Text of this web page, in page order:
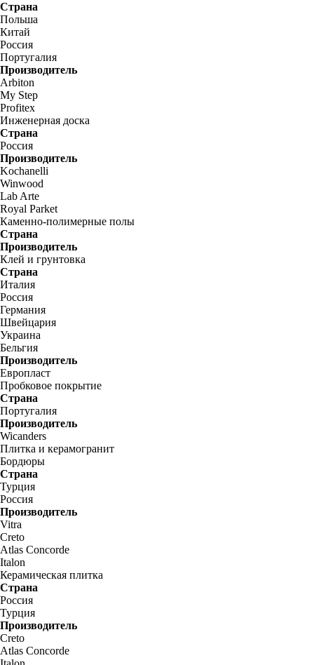
Страна
Польша
Китай
Россия
Португалия
Производитель
Arbiton
My Step
Profitex
Инженерная доска
Страна
Россия
Производитель
Kochanelli
Winwood
Lab Arte
Royal Parket
Каменно-полимерные полы
Страна
Производитель
Клей и грунтовка
Страна
Италия
Россия
Германия
Швейцария
Украина
Бельгия
Производитель
Европласт
Пробковое покрытие
Страна
Португалия
Производитель
Wicanders
Плитка и керамогранит
Бордюры
Страна
Турция
Россия
Производитель
Vitra
Creto
Atlas Concorde
Italon
Керамическая плитка
Страна
Россия
Турция
Производитель
Creto
Atlas Concorde